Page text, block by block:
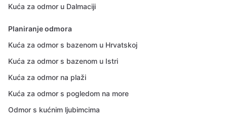
Kuća za odmor u Dalmaciji
Planiranje odmora
Kuća za odmor s bazenom u Hrvatskoj
Kuća za odmor s bazenom u Istri
Kuća za odmor na plaži
Kuća za odmor s pogledom na more
Odmor s kućnim ljubimcima